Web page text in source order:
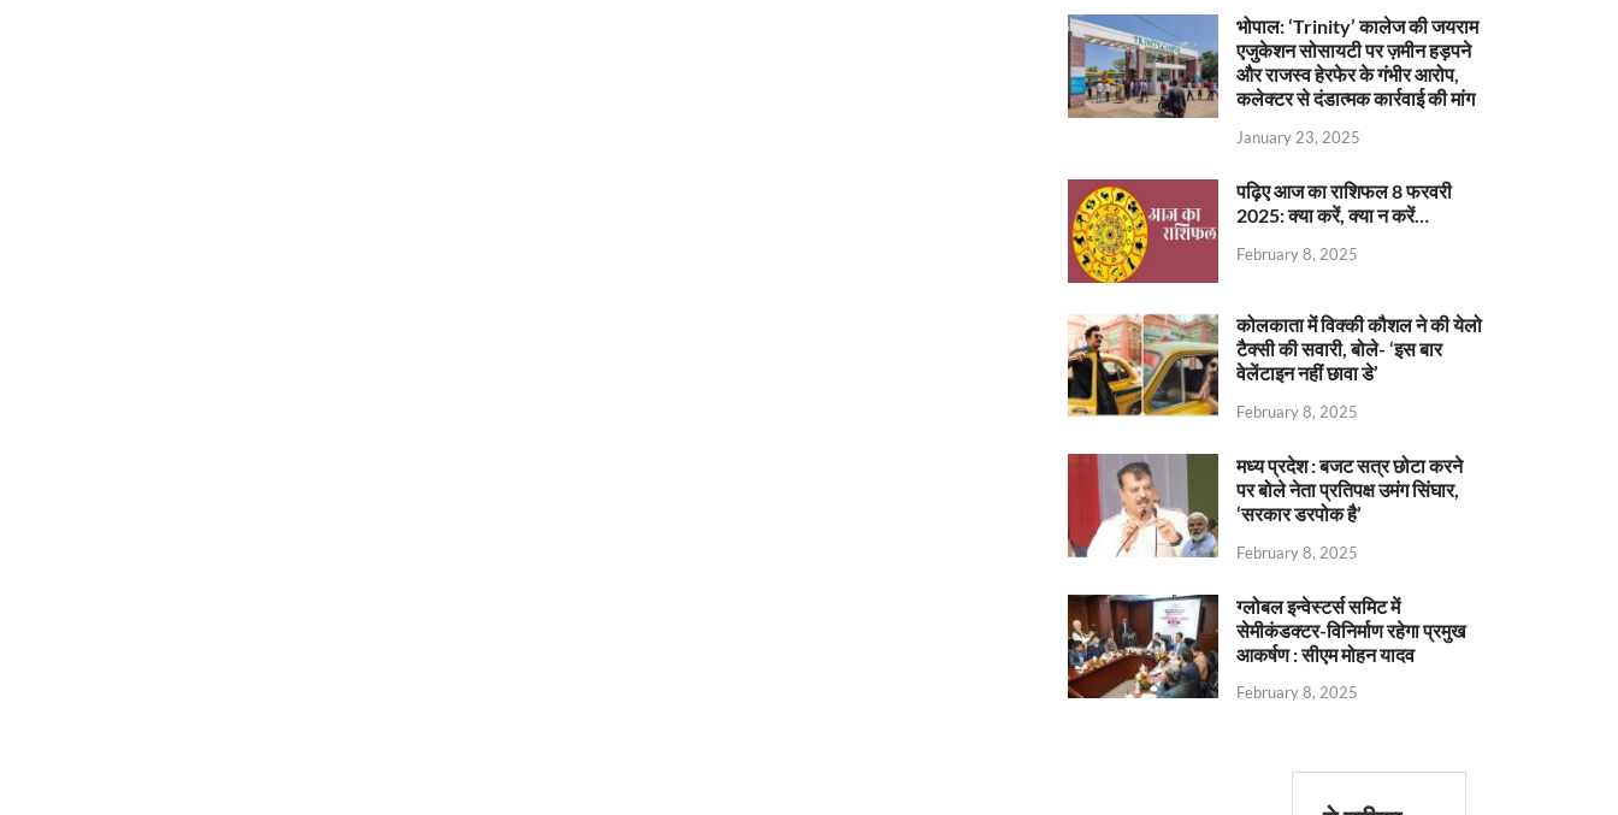
भोपाल: ‘Trinity’ कालेज की जयराम
एजुकेशन सोसायटी पर ज़मीन हड़पने
और राजस्व हेरफेर के गंभीर आरोप,
कलेक्टर से दंडात्मक कार्रवाई की मांग
January 23, 2025
पढ़िए आज का राशिफल 8 फरवरी
2025: क्या करें, क्या न करें…
February 8, 2025
कोलकाता में विक्की कौशल ने की येलो
टैक्सी की सवारी, बोले- ‘इस बार
वेलेंटाइन नहीं छावा डे’
February 8, 2025
मध्य प्रदेश : बजट सत्र छोटा करने
पर बोले नेता प्रतिपक्ष उमंग सिंघार,
‘सरकार डरपोक है’
February 8, 2025
ग्लोबल इन्वेस्टर्स समिट में
सेमीकंडक्टर-विनिर्माण रहेगा प्रमुख
आकर्षण : सीएम मोहन यादव
February 8, 2025